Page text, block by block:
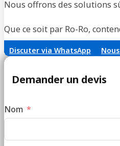
Nous offrons des solutions
Que ce soit par Ro-Ro,
Discuter via WhatsApp
Demander un devis
Nom